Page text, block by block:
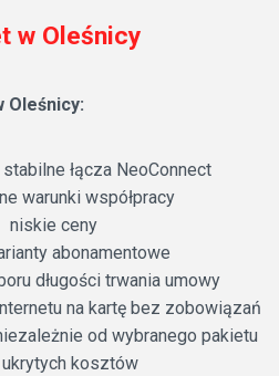
w Oleśnicy
Oleśnicy:
łącza NeoConnect
warunki współpracy
niskie ceny
abonamentowe
długości trwania umowy
na kartę bez zobowiązań
od wybranego pakietu
kosztów